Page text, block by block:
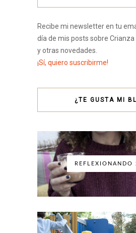
Recibe mi newsletter en tu
día de mis posts sobre
y otras novedades.
¡Sí, quiero suscribirme!
¿TE GUSTA MI
REFLEXIONANDO